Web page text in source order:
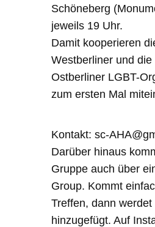
Schöneberg
jeweils 19 Uhr.
Damit kooperieren
Westberliner und die
Ostberliner LGBT-
zum ersten Mal
Kontakt: sc-
Darüber hinaus
Gruppe auch über
Group. Kommt
Treffen, dann werdet
hinzugefügt. Auf